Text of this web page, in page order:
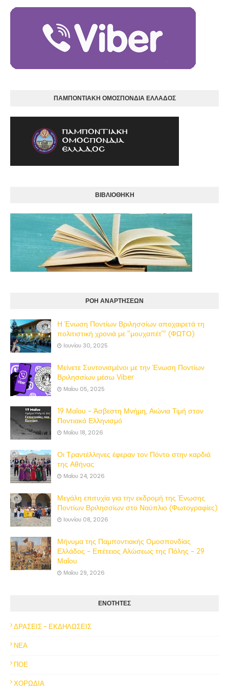
ΠΑΜΠΟΝΤΙΑΚΗ ΟΜΟΣΠΟΝΔΙΑ ΕΛΛΑΔΟΣ
ΒΙΒΛΙΟΘΗΚΗ
ΡΟΗ ΑΝΑΡΤΗΣΕΩΝ
Η Ένωση Ποντίων Βριλησσίων αποχαιρετά τη
πολιτιστική χρονιά με "μουχαπέτ’" (ΦΩΤΟ)
Ιουνίου 30, 2025
Μείνετε Συντονισμένοι με την Ένωση Ποντίων
Βριλησσίων μέσω Viber
Μαΐου 05, 2025
19 Μαΐου – Άσβεστη Μνήμη, Αιώνια Τιμή στον
Ποντιακό Ελληνισμό
Μαΐου 18, 2026
Οι Τραντέλληνες έφεραν τον Πόντο στην καρδιά
της Αθήνας
Μαΐου 24, 2026
Μεγάλη επιτυχία για την εκδρομή της Ένωσης
Ποντίων Βριλησσίων στο Ναύπλιο (Φωτογραφίες)
Ιουνίου 08, 2026
Μήνυμα της Παμποντιακής Ομοσπονδίας
Ελλάδος – Επέτειος Αλώσεως της Πόλης – 29
Μαΐου
Μαΐου 29, 2026
ΕΝΟΤΗΤΕΣ
ΔΡΑΣΕΙΣ - ΕΚΔΗΛΩΣΕΙΣ
ΝΕΑ
ΠΟΕ
ΧΟΡΩΔΙΑ